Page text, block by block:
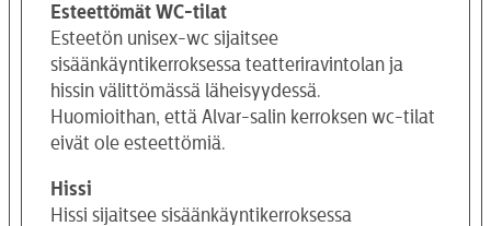
Esteettömät WC-tilat
Esteetön unisex-wc sijaitsee
sisäänkäyntikerroksessa teatteriravintolan ja
hissin välittömässä läheisyydessä.
Huomioithan, että Alvar-salin kerroksen wc-tilat
eivät ole esteettömiä.
Hissi
Hissi sijaitsee sisäänkäyntikerroksessa